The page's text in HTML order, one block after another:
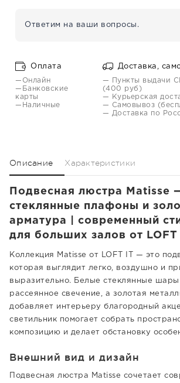
Ответим на ваши вопросы.
Оплата
—Онлайн
—Банковские
карты
—Наличные
Доставка,
— Пункты выдачи
(400 руб)
— Курьерская
— Самовывоз
— Доставка по
Описание Характеристики
Подвесная люстра Matisse
стеклянные плафоны и
арматура | современный
для больших залов от LOFT
Коллекция Matisse от LOFT IT — это
которая выглядит легко, воздушно и
выразительно. Белые стеклянные шары
рассеянное свечение, а золотая
добавляет интерьеру благородный
светильник помогает собрать
композицию и делает обстановку
Внешний вид и дизайн
Подвесная люстра Matisse сочетает